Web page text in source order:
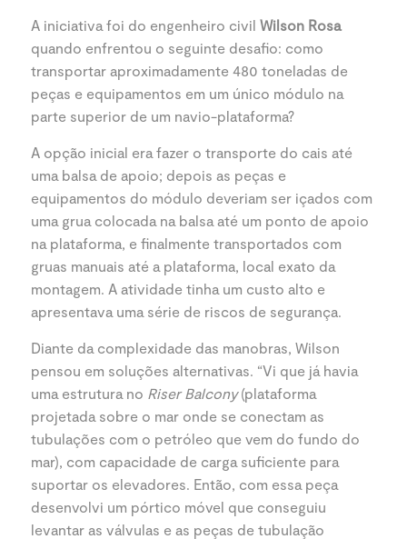
A iniciativa foi do engenheiro civil Wilson Rosa
quando enfrentou o seguinte desafio: como
transportar aproximadamente 480 toneladas de
peças e equipamentos em um único módulo na
parte superior de um navio-plataforma?
A opção inicial era fazer o transporte do cais até
uma balsa de apoio; depois as peças e
equipamentos do módulo deveriam ser içados com
uma grua colocada na balsa até um ponto de apoio
na plataforma, e finalmente transportados com
gruas manuais até a plataforma, local exato da
montagem. A atividade tinha um custo alto e
apresentava uma série de riscos de segurança.
Diante da complexidade das manobras, Wilson
pensou em soluções alternativas. “Vi que já havia
uma estrutura no Riser Balcony(plataforma
projetada sobre o mar onde se conectam as
tubulações com o petróleo que vem do fundo do
mar), com capacidade de carga suficiente para
suportar os elevadores. Então, com essa peça
desenvolvi um pórtico móvel que conseguiu
levantar as válvulas e as peças de tubulação